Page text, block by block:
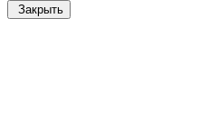
Закрыть